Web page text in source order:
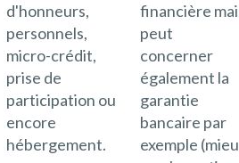
d'honneurs,
personnels,
micro-crédit,
prise de
participation ou
encore
hébergement.
financière
peut
concerner
également la
garantie
bancaire par
exemple